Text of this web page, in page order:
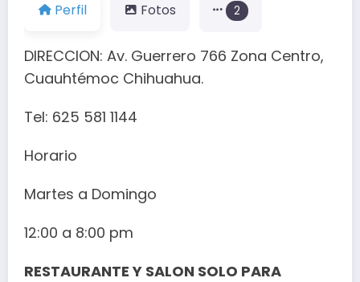
Perfil Fotos 2
DIRECCION: Av. Guerrero 766 Zona Centro,
Cuauhtémoc Chihuahua.
Tel: 625 581 1144
Horario
Martes a Domingo
12:00 a 8:00 pm
RESTAURANTE Y SALON SOLO PARA